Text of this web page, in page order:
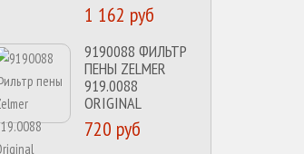
1 162 руб
9190088 ФИЛЬТР
ПЕНЫ ZELMER
919.0088
ORIGINAL
720 руб